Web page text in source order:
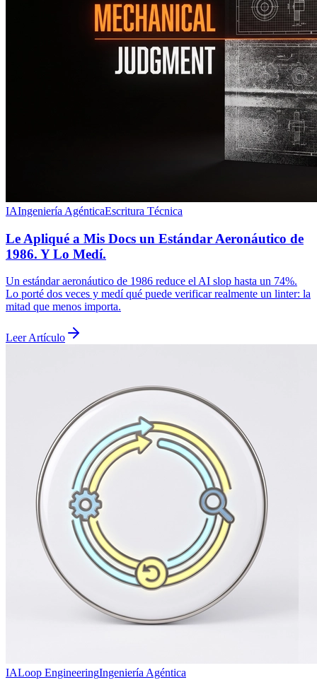
IAIngeniería AgénticaEscritura Técnica
Le Apliqué a Mis Docs un Estándar Aeronáutico de
1986. Y Lo Medí.
Un estándar aeronáutico de 1986 reduce el AI slop hasta un 74%.
Lo porté dos veces y medí qué puede verificar realmente un linter: la
mitad que menos importa.
Leer Artículo
IALoop EngineeringIngeniería Agéntica